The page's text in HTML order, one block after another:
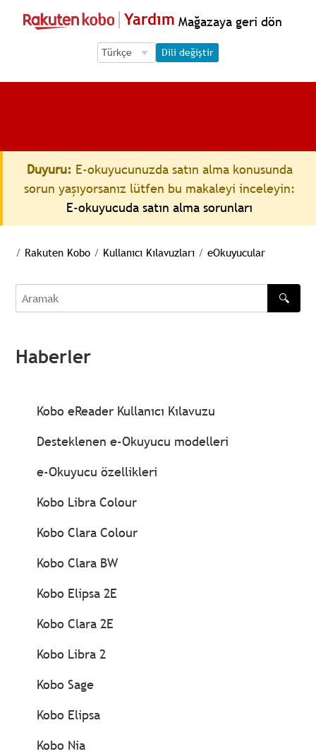
Yardım Mağazaya geri dön
Language Selection
Language Selection
Dili değiştir
Duyuru: E-okuyucunuzda satın alma konusunda
sorun yaşıyorsanız lütfen bu makaleyi inceleyin:
E-okuyucuda satın alma sorunları
/ Rakuten Kobo / Kullanıcı Kılavuzları / eOkuyucular
Aramak
🔍
Haberler
Kobo eReader Kullanıcı Kılavuzu
Desteklenen e-Okuyucu modelleri
e-Okuyucu özellikleri
Kobo Libra Colour
Kobo Clara Colour
Kobo Clara BW
Kobo Elipsa 2E
Kobo Clara 2E
Kobo Libra 2
Kobo Sage
Kobo Elipsa
Kobo Nia